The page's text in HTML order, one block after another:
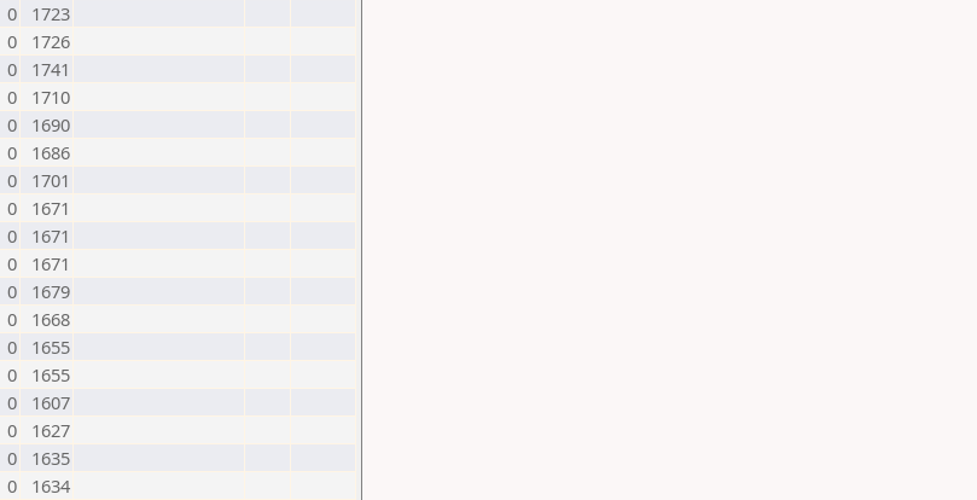
0
1723
0
1726
0
1741
0
1710
0
1690
0
1686
0
1701
0
1671
0
1671
0
1671
0
1679
0
1668
0
1655
0
1655
0
1607
0
1627
0
1635
0
1634